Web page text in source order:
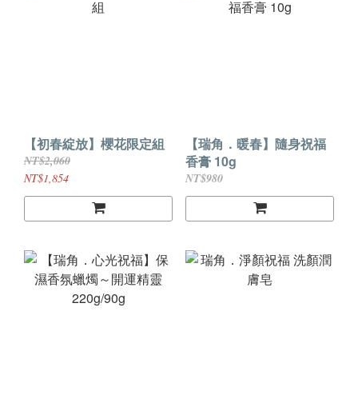
【初春綻放】櫻花限定組
NT$2,060
NT$1,854
【瑞角．暖春】隨身祝福
香膏 10g
NT$980